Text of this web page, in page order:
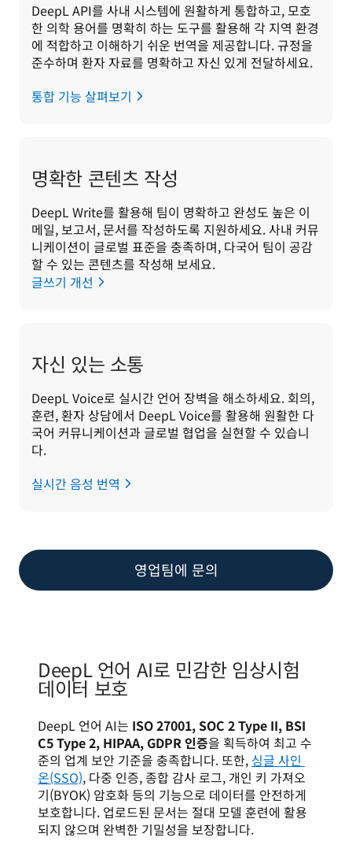
DeepL API를 사내 시스템에 원활하게 통합하고, 모호
한 의학 용어를 명확히 하는 도구를 활용해 각 지역 환경
에 적합하고 이해하기 쉬운 번역을 제공합니다. 규정을
준수하며 환자 자료를 명확하고 자신 있게 전달하세요.
통합 기능 살펴보기
명확한 콘텐츠 작성
DeepL Write를 활용해 팀이 명확하고 완성도 높은 이
메일, 보고서, 문서를 작성하도록 지원하세요. 사내 커뮤
니케이션이 글로벌 표준을 충족하며, 다국어 팀이 공감
할 수 있는 콘텐츠를 작성해 보세요.
글쓰기 개선
자신 있는 소통
DeepL Voice로 실시간 언어 장벽을 해소하세요. 회의,
훈련, 환자 상담에서 DeepL Voice를 활용해 원활한 다
국어 커뮤니케이션과 글로벌 협업을 실현할 수 있습니
다.
실시간 음성 번역
영업팀에 문의
DeepL 언어 AI로 민감한 임상시험
데이터 보호
DeepL 언어 AI는 ISO 27001, SOC 2 Type II, BSI
C5 Type 2, HIPAA, GDPR 인증을 획득하여 최고 수
준의 업계 보안 기준을 충족합니다. 또한, 싱글 사인
온(SSO), 다중 인증, 종합 감사 로그, 개인 키 가져오
기(BYOK) 암호화 등의 기능으로 데이터를 안전하게
보호합니다. 업로드된 문서는 절대 모델 훈련에 활용
되지 않으며 완벽한 기밀성을 보장합니다.